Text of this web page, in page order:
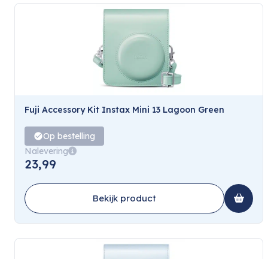
Fuji Accessory Kit Instax Mini 13 Lagoon Green
Op bestelling
Nalevering
23,99
Bekijk product